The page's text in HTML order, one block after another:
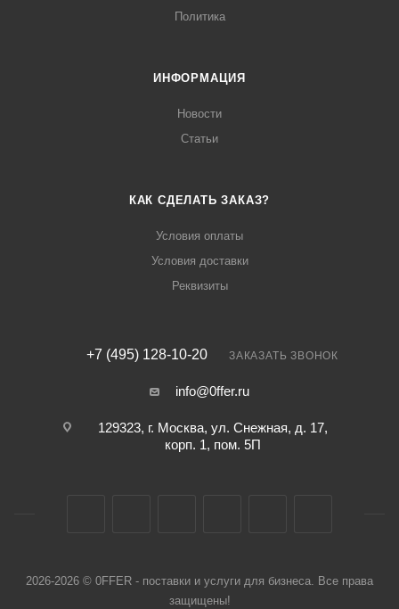
Политика
ИНФОРМАЦИЯ
Новости
Статьи
КАК СДЕЛАТЬ ЗАКАЗ?
Условия оплаты
Условия доставки
Реквизиты
+7 (495) 128-10-20 ЗАКАЗАТЬ ЗВОНОК
info@0ffer.ru
129323, г. Москва, ул. Снежная, д. 17,
корп. 1, пом. 5П
2026-2026 © 0FFER - поставки и услуги для бизнеса. Все права
защищены!